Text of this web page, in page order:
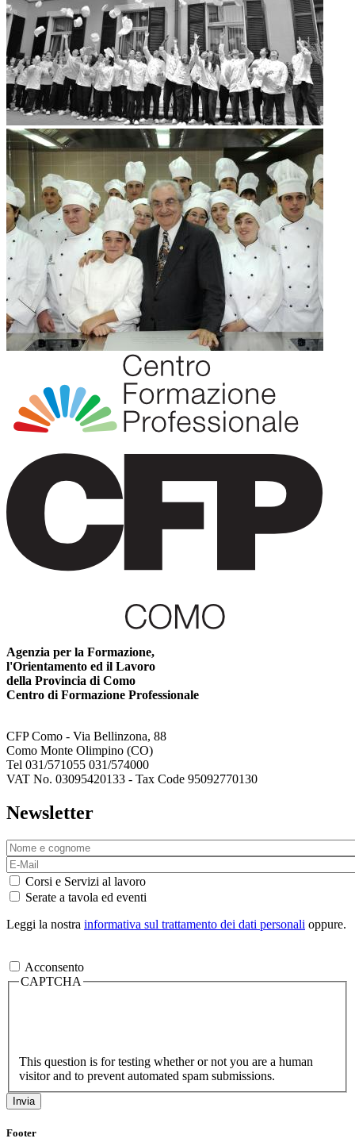
Agenzia per la Formazione,
l'Orientamento ed il Lavoro
della Provincia di Como
Centro di Formazione Professionale
CFP Como - Via Bellinzona, 88
Como Monte Olimpino (CO)
Tel 031/571055 031/574000
VAT No. 03095420133 - Tax Code 95092770130
Newsletter
Corsi e Servizi al lavoro
Serate a tavola ed eventi
Leggi la nostra informativa sul trattamento dei dati personali oppure.
Acconsento
CAPTCHA
This question is for testing whether or not you are a human
visitor and to prevent automated spam submissions.
Footer